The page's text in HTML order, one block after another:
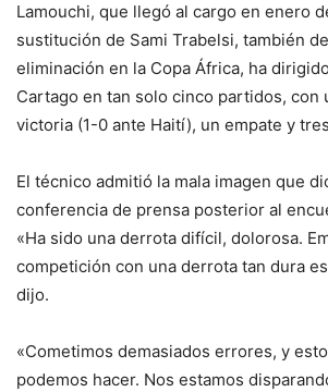
Lamouchi, que llegó al cargo en enero
sustitución de Sami Trabelsi, también
eliminación en la Copa África, ha
Cartago en tan solo cinco partidos, con
victoria (1-0 ante Haití), un empate y
El técnico admitió la mala imagen que
conferencia de prensa posterior al
«Ha sido una derrota difícil, dolorosa.
competición con una derrota tan dura
dijo.
«Cometimos demasiados errores, y
podemos hacer. Nos estamos